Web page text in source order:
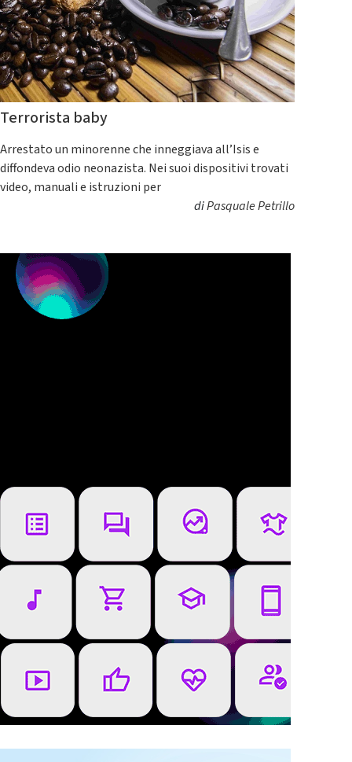
Terrorista baby
Arrestato un minorenne che inneggiava all’Isis e
diffondeva odio neonazista. Nei suoi dispositivi trovati
video, manuali e istruzioni per
diPasquale Petrillo